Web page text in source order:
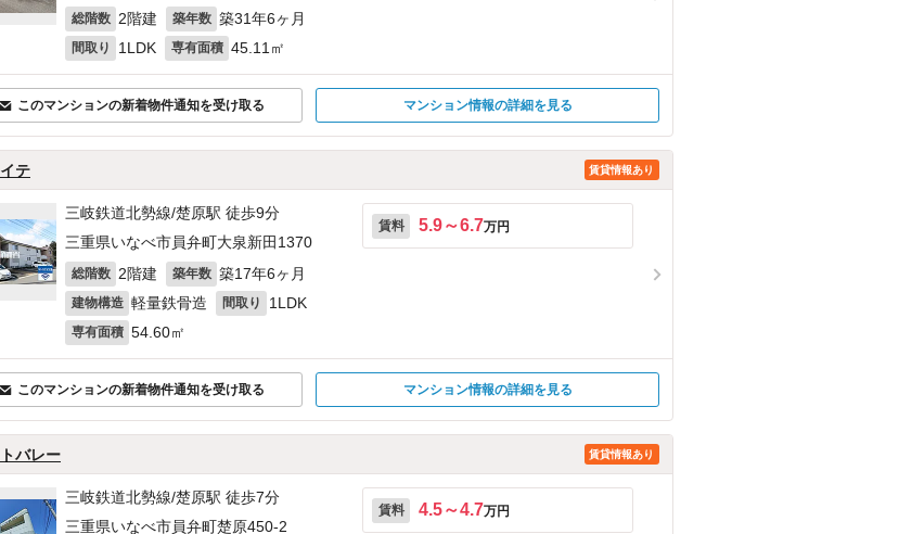
総階数 2階建 築年数 築31年6ヶ月
間取り 1LDK 専有面積 45.11㎡
このマンションの新着物件通知を受け取る マンション情報の詳細を見る
テ 賃貸情報あり
三岐鉄道北勢線/楚原駅 徒歩9分
三重県いなべ市員弁町大泉新田1370
総階数 2階建 築年数 築17年6ヶ月
建物構造 軽量鉄骨造 間取り 1LDK
専有面積 54.60㎡
賃料 5.9～6.7万円
このマンションの新着物件通知を受け取る マンション情報の詳細を見る
バレー 賃貸情報あり
三岐鉄道北勢線/楚原駅 徒歩7分
三重県いなべ市員弁町楚原450‐2
賃料 4.5～4.7万円